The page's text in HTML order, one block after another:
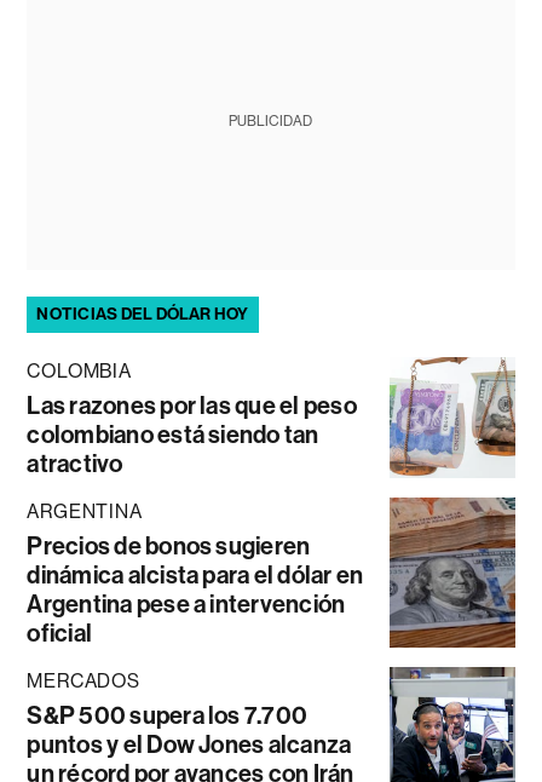
PUBLICIDAD
NOTICIAS DEL DÓLAR HOY
COLOMBIA
Las razones por las que el peso
colombiano está siendo tan
atractivo
ARGENTINA
Precios de bonos sugieren
dinámica alcista para el dólar en
Argentina pese a intervención
oficial
MERCADOS
S&P 500 supera los 7.700
puntos y el Dow Jones alcanza
un récord por avances con Irán